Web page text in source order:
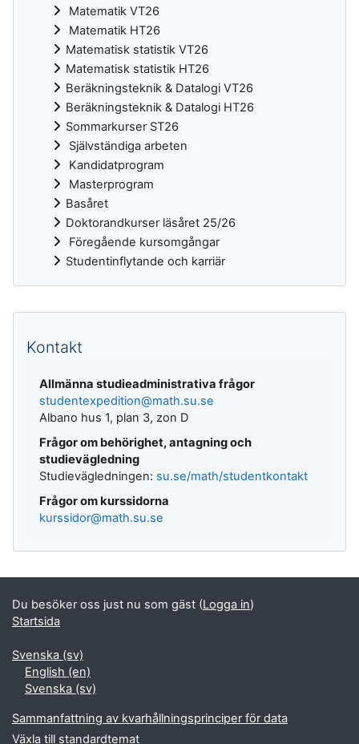
Matematik VT26
Matematik HT26
Matematisk statistik VT26
Matematisk statistik HT26
Beräkningsteknik & Datalogi VT26
Beräkningsteknik & Datalogi HT26
Sommarkurser ST26
Självständiga arbeten
Kandidatprogram
Masterprogram
Basåret
Doktorandkurser läsåret 25/26
Föregående kursomgångar
Studentinflytande och karriär
Kompletterande block
Kontakt
Allmänna studieadministrativa frågor
studentexpedition@math.su.se
Albano hus 1, plan 3, zon D
Frågor om behörighet, antagning och
studievägledning
Studievägledningen: su.se/math/studentkontakt
Frågor om kurssidorna
kurssidor@math.su.se
Du besöker oss just nu som gäst (Logga in)
Startsida
Svenska ‎(sv)‎
English ‎(en)‎
Svenska ‎(sv)‎
Sammanfattning av kvarhållningsprinciper för data
Växla till standardtemat